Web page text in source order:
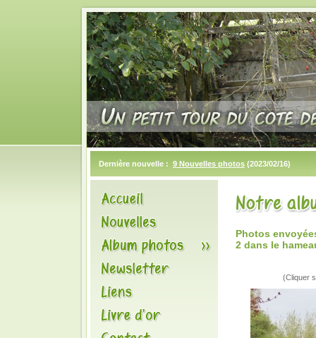
Dernière nouvelle : 9 Nouvelles photos (2023/02/16)
Photos
2 dans le
(Cliquer